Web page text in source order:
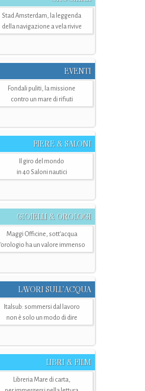
Stad Amsterdam, la leggenda
della navigazione a vela rivive
EVENTI
Fondali puliti, la missione
contro un mare di rifiuti
FIERE & SALONI
Il giro del mondo
in 40 Saloni nautici
GIOIELLI & OROLOGI
Maggi Officine, sott’acqua
l'orologio ha un valore immenso
LAVORI SULL’ACQUA
Italsub: sommersi dal lavoro
non è solo un modo di dire
LIBRI & FILM
Libreria Mare di carta,